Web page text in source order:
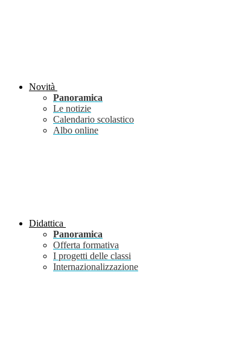
Novità
Panoramica
Le notizie
Calendario scolastico
Albo online
Didattica
Panoramica
Offerta formativa
I progetti delle classi
Internazionalizzazione